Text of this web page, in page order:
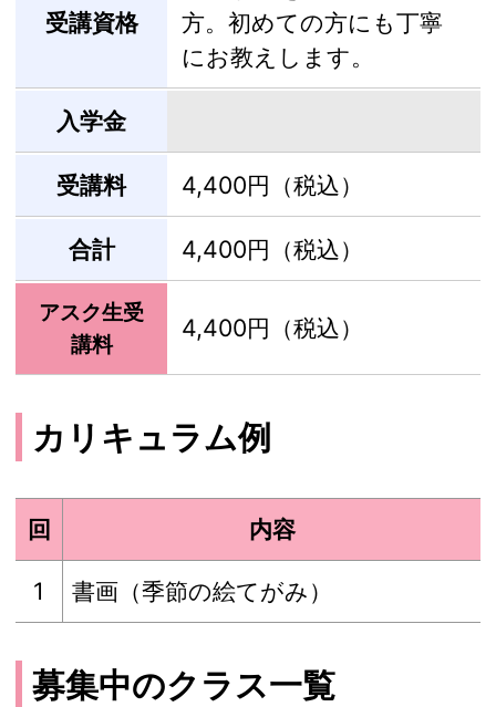
受講資格
方。初めての方にも丁寧
にお教えします。
入学金
受講料 4,400円（税込）
合計 4,400円（税込）
アスク生受
講料
4,400円（税込）
カリキュラム例
回 内容
1 書画（季節の絵てがみ）
募集中のクラス一覧